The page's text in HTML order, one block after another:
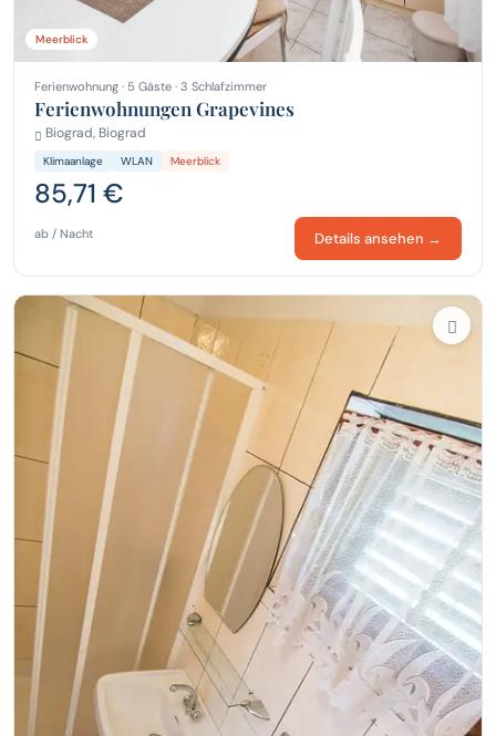
Meerblick
Ferienwohnung · 5 Gäste · 3 Schlafzimmer
Ferienwohnungen Grapevines
Biograd, Biograd
Klimaanlage WLAN Meerblick
85,71 €
ab / Nacht Details ansehen →